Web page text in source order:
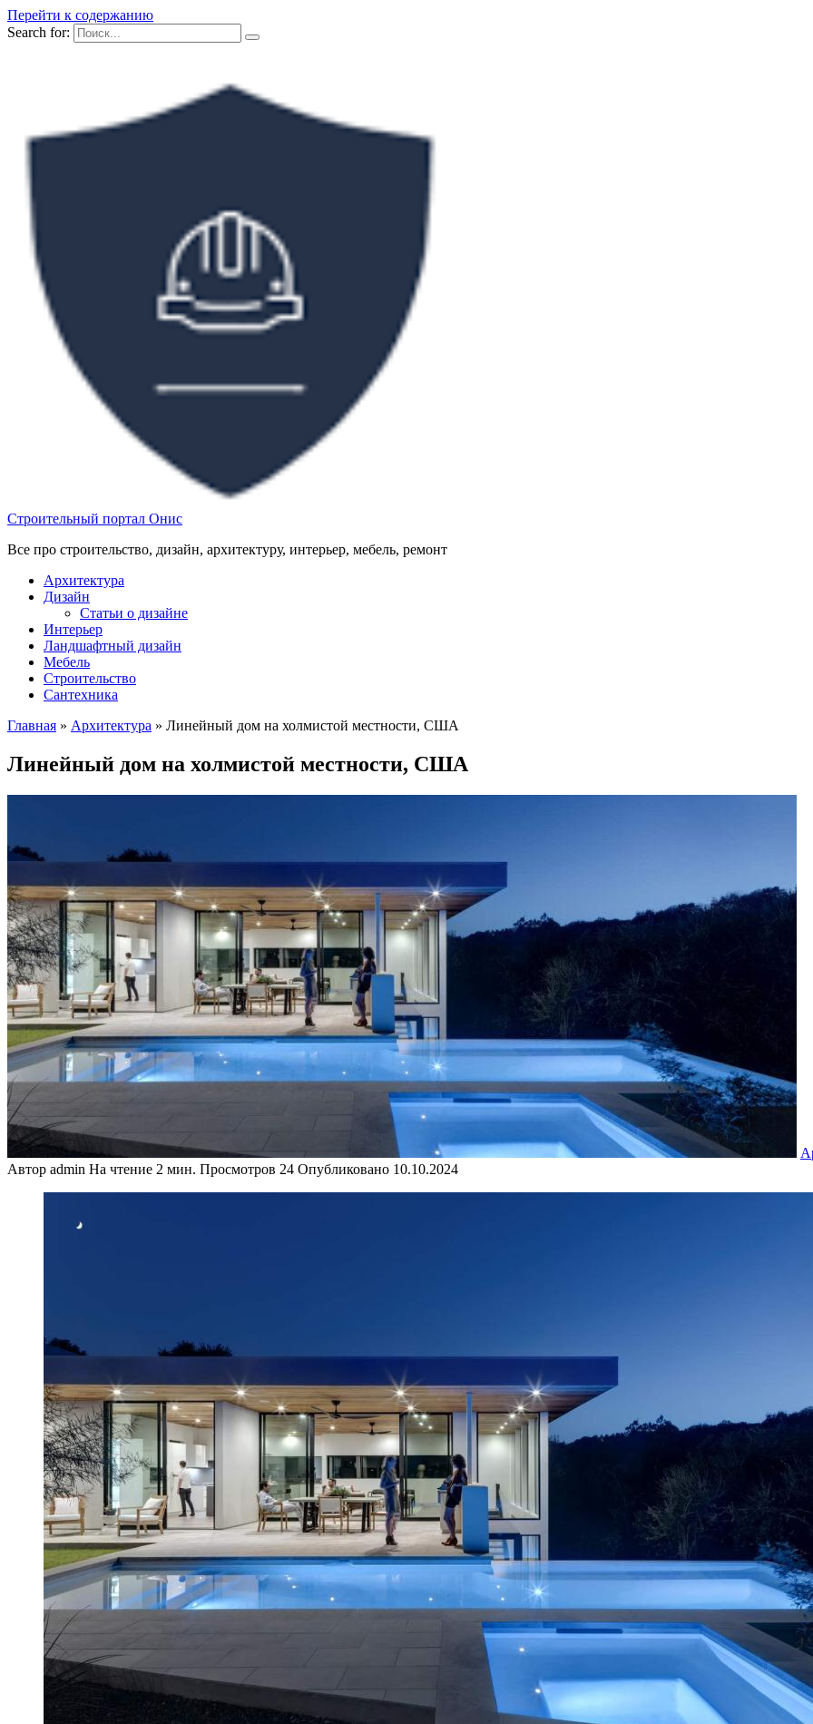
Перейти к содержанию
Search for:
Строительный портал Онис
Все про строительство, дизайн, архитектуру, интерьер, мебель, ремонт
Архитектура
Дизайн
Статьи о дизайне
Интерьер
Ландшафтный дизайн
Мебель
Строительство
Сантехника
Главная » Архитектура » Линейный дом на холмистой местности, США
Линейный дом на холмистой местности, США
Автор admin На чтение 2 мин. Просмотров 24 Опубликовано 10.10.2024